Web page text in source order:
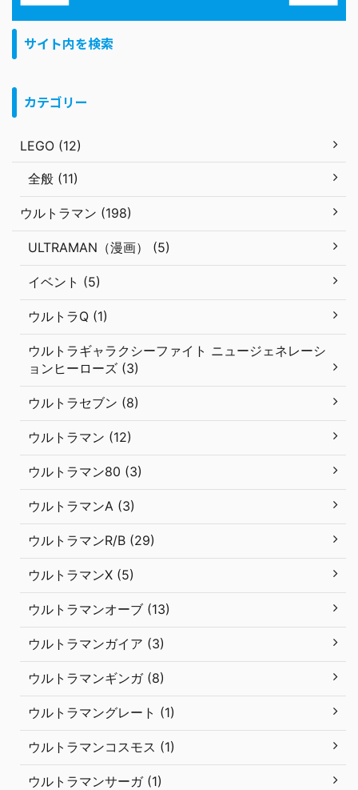
サイト内を検索
カテゴリー
LEGO (12)
全般 (11)
ウルトラマン (198)
ULTRAMAN（漫画） (5)
イベント (5)
ウルトラQ (1)
ウルトラギャラクシーファイト ニュージェネレーシ
ョンヒーローズ (3)
ウルトラセブン (8)
ウルトラマン (12)
ウルトラマン80 (3)
ウルトラマンA (3)
ウルトラマンR/B (29)
ウルトラマンX (5)
ウルトラマンオーブ (13)
ウルトラマンガイア (3)
ウルトラマンギンガ (8)
ウルトラマングレート (1)
ウルトラマンコスモス (1)
ウルトラマンサーガ (1)